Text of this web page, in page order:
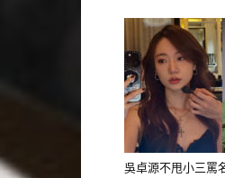
翠普和喬
布和CAA
吳卓源不甩小三罵